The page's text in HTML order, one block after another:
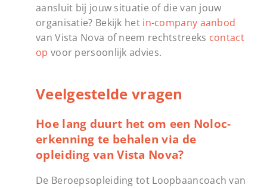
aansluit bij jouw situatie of die van jouw
organisatie? Bekijk het in-company aanbod
van Vista Nova of neem rechtstreeks contact
op voor persoonlijk advies.
Veelgestelde vragen
Hoe lang duurt het om een Noloc-
erkenning te behalen via de
opleiding van Vista Nova?
De Beroepsopleiding tot Loopbaancoach van